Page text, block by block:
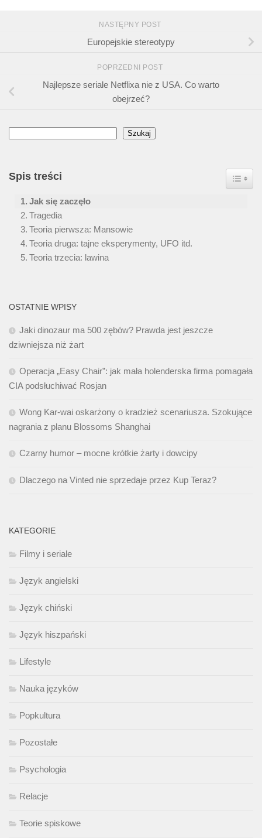
NASTĘPNY POST
Europejskie stereotypy
POPRZEDNI POST
Najlepsze seriale Netflixa nie z USA. Co warto
obejrzeć?
Szukaj
Spis treści
Jak się zaczęło
Tragedia
Teoria pierwsza: Mansowie
Teoria druga: tajne eksperymenty, UFO itd.
Teoria trzecia: lawina
OSTATNIE WPISY
Jaki dinozaur ma 500 zębów? Prawda jest jeszcze
dziwniejsza niż żart
Operacja „Easy Chair”: jak mała holenderska firma pomagała
CIA podsłuchiwać Rosjan
Wong Kar-wai oskarżony o kradzież scenariusza. Szokujące
nagrania z planu Blossoms Shanghai
Czarny humor – mocne krótkie żarty i dowcipy
Dlaczego na Vinted nie sprzedaje przez Kup Teraz?
KATEGORIE
Filmy i seriale
Język angielski
Język chiński
Język hiszpański
Lifestyle
Nauka języków
Popkultura
Pozostałe
Psychologia
Relacje
Teorie spiskowe